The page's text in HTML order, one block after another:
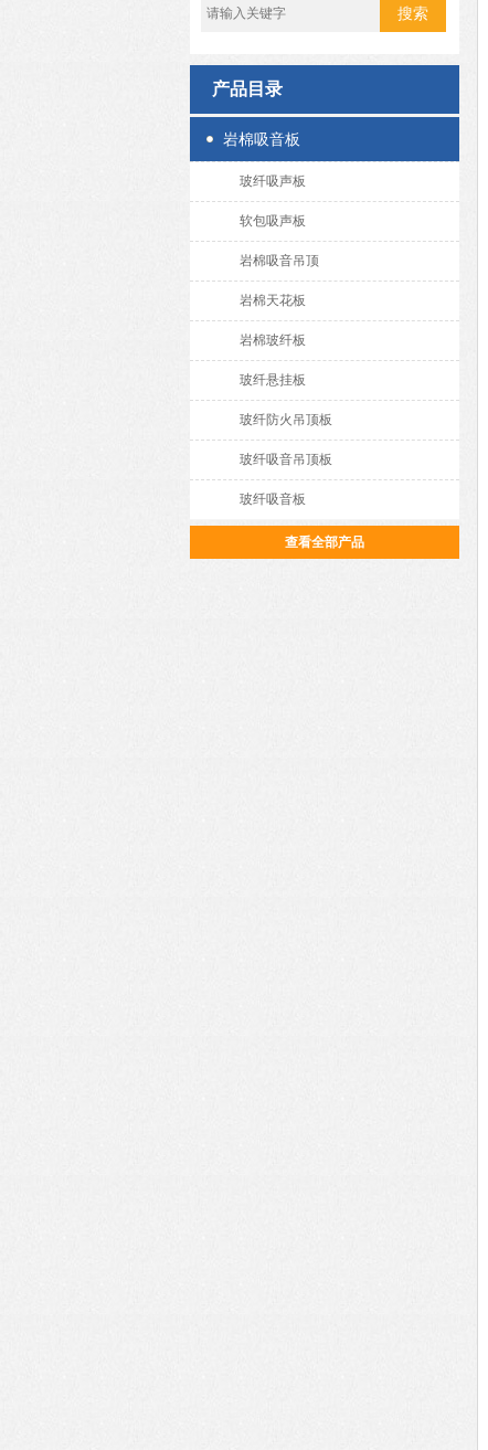
产品目录
岩棉吸音板
玻纤吸声板
软包吸声板
岩棉吸音吊顶
岩棉天花板
岩棉玻纤板
玻纤悬挂板
玻纤防火吊顶板
玻纤吸音吊顶板
玻纤吸音板
查看全部产品